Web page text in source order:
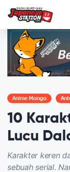
Anime Manga
10
Lucu
Karakter keren
sebuah serial.